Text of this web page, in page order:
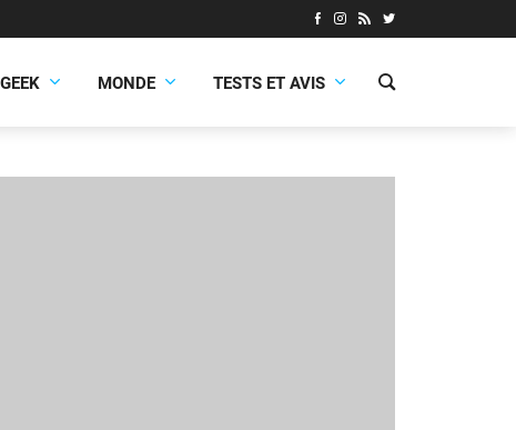
GEEK MONDE TESTS ET AVIS